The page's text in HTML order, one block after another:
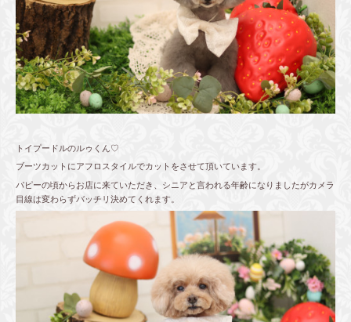
トイプードルのルゥくん♡
ブーツカットにアフロスタイルでカットをさせて頂いています。
パピーの頃からお店に来ていただき、シニアと言われる年齢になりましたがカメラ
目線は変わらずバッチリ決めてくれます。